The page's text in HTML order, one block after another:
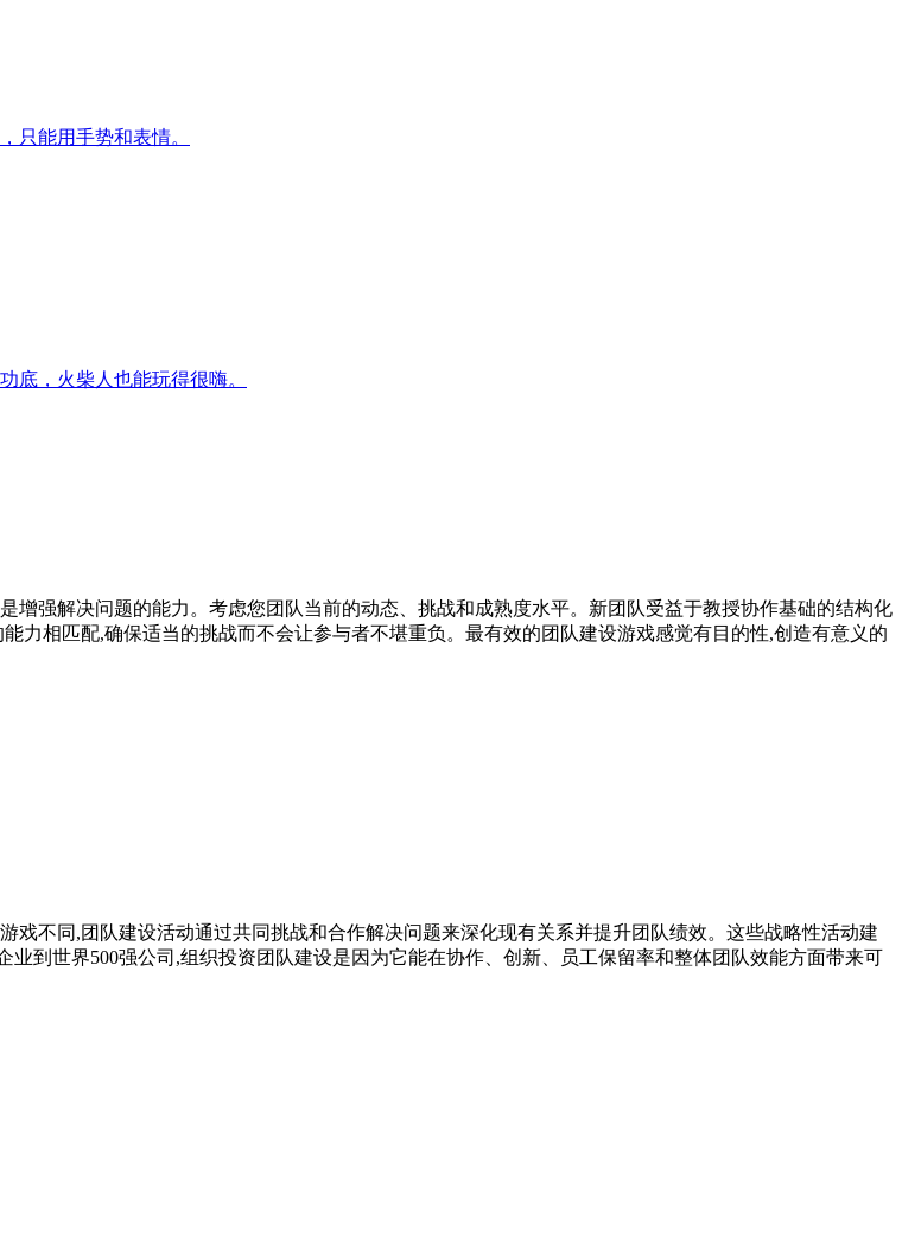
只能用手势和表情。
底，火柴人也能玩得很嗨。
强解决问题的能力。考虑您团队当前的动态、挑战和成熟度水平。新团队受益于教授协作基础的结构化
力相匹配,确保适当的挑战而不会让参与者不堪重负。最有效的团队建设游戏感觉有目的性,创造有意义的
不同,团队建设活动通过共同挑战和合作解决问题来深化现有关系并提升团队绩效。这些战略性活动建
到世界500强公司,组织投资团队建设是因为它能在协作、创新、员工保留率和整体团队效能方面带来可